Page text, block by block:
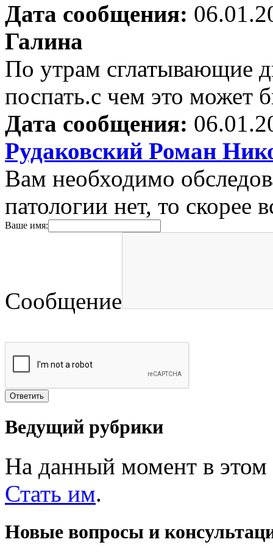
Дата сообщения:
Галина
По утрам сглатывающие
поспать.с чем это может
Дата сообщения:
Рудаковский Роман
Вам необходимо
патологии нет, то скорее
Ваше имя:
Сообщение
Ведущий рубрики
На данный момент в этом
Стать им.
Новые вопросы и